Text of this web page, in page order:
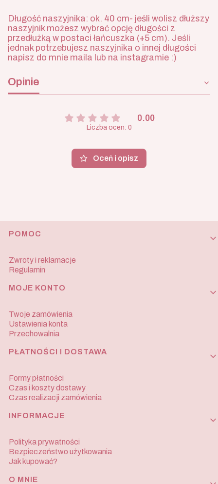
Długość naszyjnika: ok. 40 cm- jeśli wolisz dłuższy
naszyjnik możesz wybrać opcję długości z
przedłużką w postaci łańcuszka (+5 cm). Jeśli
jednak potrzebujesz naszyjnika o innej długości
napisz do mnie maila lub na instagramie :)
Opinie
0.00
Liczba ocen: 0
Oceń i opisz
Linki w stopce
POMOC
Zwroty i reklamacje
Regulamin
MOJE KONTO
Twoje zamówienia
Ustawienia konta
Przechowalnia
PŁATNOŚCI I DOSTAWA
Formy płatności
Czas i koszty dostawy
Czas realizacji zamówienia
INFORMACJE
Polityka prywatności
Bezpieczeństwo użytkowania
Jak kupować?
O MNIE